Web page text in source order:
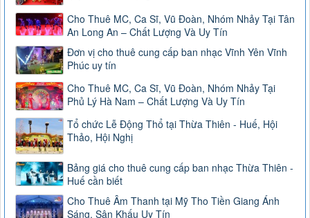
Cho Thuê MC, Ca Sĩ, Vũ Đoàn, Nhóm Nhảy Tại Tân
An Long An – Chất Lượng Và Uy Tín
Đơn vị cho thuê cung cấp ban nhạc Vĩnh Yên Vĩnh
Phúc uy tín
Cho Thuê MC, Ca Sĩ, Vũ Đoàn, Nhóm Nhảy Tại
Phủ Lý Hà Nam – Chất Lượng Và Uy Tín
Tổ chức Lễ Động Thổ tại Thừa Thiên - Huế, Hội
Thảo, Hội Nghị
Bảng giá cho thuê cung cấp ban nhạc Thừa Thiên -
Huế cần biết
Cho Thuê Âm Thanh tại Mỹ Tho Tiền Giang Ánh
Sáng, Sân Khấu Uy Tín